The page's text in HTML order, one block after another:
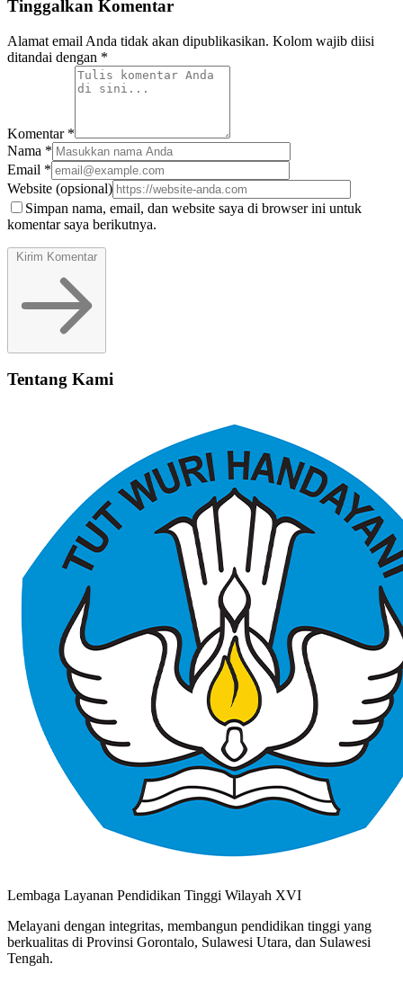
Tinggalkan Komentar
Alamat email Anda tidak akan dipublikasikan. Kolom wajib diisi
ditandai dengan *
Komentar *
Nama *
Email *
Website (opsional)
Simpan nama, email, dan website saya di browser ini untuk
komentar saya berikutnya.
Tentang Kami
Lembaga Layanan Pendidikan Tinggi Wilayah XVI
Melayani dengan integritas, membangun pendidikan tinggi yang
berkualitas di Provinsi Gorontalo, Sulawesi Utara, dan Sulawesi
Tengah.